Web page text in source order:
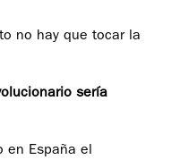
no hay que tocar la
sería
en España el